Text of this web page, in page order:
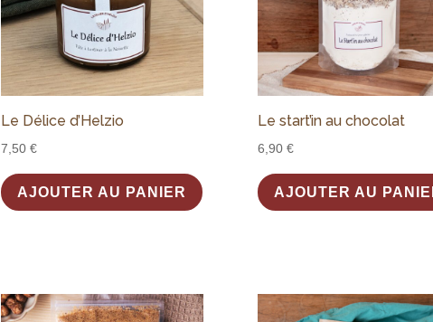
Le Délice d’Helzio
7,50 €
AJOUTER AU PANIER
Le start’in au chocolat
6,90 €
AJOUTER AU